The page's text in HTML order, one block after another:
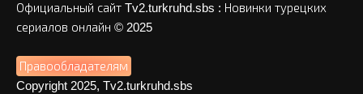
Официальный сайт Tv2.turkruhd.sbs : Новинки турецких
сериалов онлайн © 2025
Правообладателям
Copyright 2025, Tv2.turkruhd.sbs